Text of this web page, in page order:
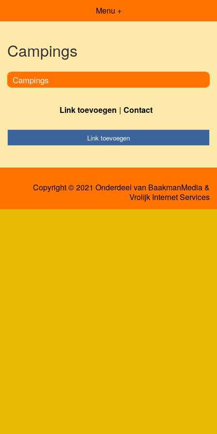
Menu +
Campings
Campings
Link toevoegen Contact
Link toevoegen
Copyright © 2021 Onderdeel van BaakmanMedia&
Vrolijk Internet Services